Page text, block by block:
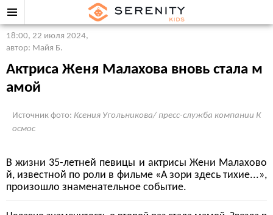
18:00, 22 июля 2024,
автор: Майя Б.
Актриса Женя Малахова вновь стала м
амой
Источник фото: Ксения Угольникова/ пресс-служба компании К
осмос
В жизни 35-летней певицы и актрисы Жени Малахово
й, известной по роли в фильме «А зори здесь тихие...»,
произошло знаменательное событие.